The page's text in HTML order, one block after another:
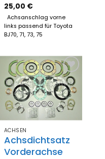
25,00 €
Achsanschlag vorne
links passend für Toyota
BJ70, 71, 73, 75
Zum
Merkzettel
hinzufügen
ACHSEN
Achsdichtsatz
Vorderachse